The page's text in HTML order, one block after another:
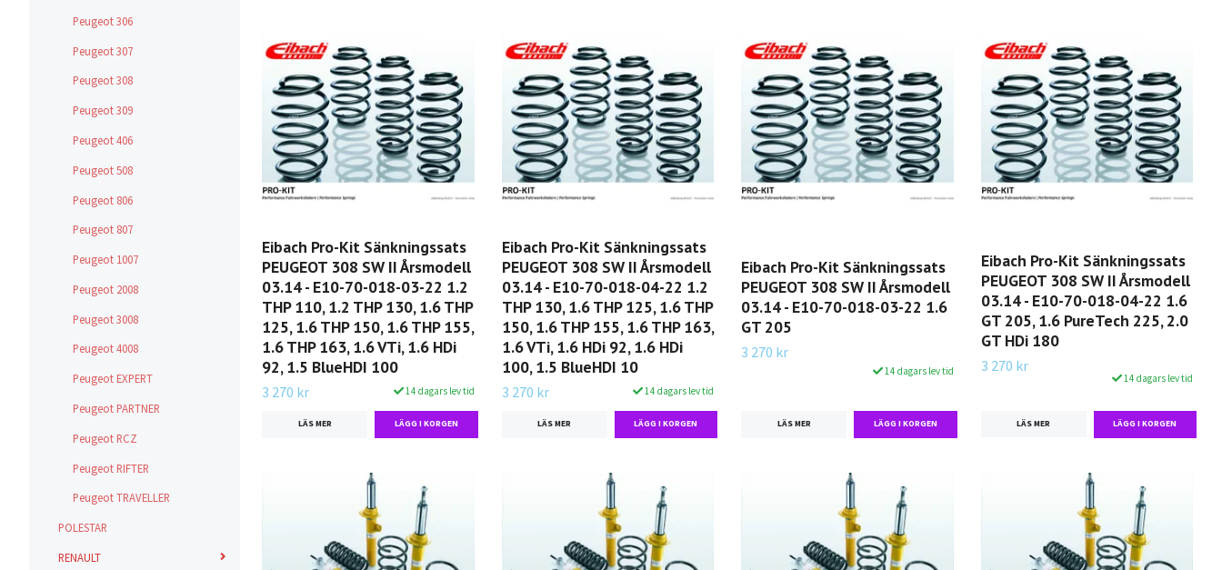
Peugeot 306
Peugeot 307
Peugeot 308
Peugeot 309
Peugeot 406
Peugeot 508
Peugeot 806
Peugeot 807
Peugeot 1007
Peugeot 2008
Peugeot 3008
Peugeot 4008
Peugeot EXPERT
Peugeot PARTNER
Peugeot RCZ
Peugeot RIFTER
Peugeot TRAVELLER
POLESTAR
RENAULT
Eibach Pro-Kit Sänkningssats
PEUGEOT 308 SW II Årsmodell
03.14 - E10-70-018-03-22 1.2
THP 110, 1.2 THP 130, 1.6 THP
125, 1.6 THP 150, 1.6 THP 155,
1.6 THP 163, 1.6 VTi, 1.6 HDi
92, 1.5 BlueHDI 100
3 270 kr 14 dagars lev tid
LÄS MER
Eibach Pro-Kit Sänkningssats
PEUGEOT 308 SW II Årsmodell
03.14 - E10-70-018-04-22 1.2
THP 130, 1.6 THP 125, 1.6 THP
150, 1.6 THP 155, 1.6 THP 163,
1.6 VTi, 1.6 HDi 92, 1.6 HDi
100, 1.5 BlueHDI 10
3 270 kr 14 dagars lev tid
LÄS MER
Eibach Pro-Kit Sänkningssats
PEUGEOT 308 SW II Årsmodell
03.14 - E10-70-018-03-22 1.6
GT 205
3 270 kr
14 dagars lev tid
LÄS MER
Eibach Pro-Kit Sänkningssats
PEUGEOT 308 SW II Årsmodell
03.14 - E10-70-018-04-22 1.6
GT 205, 1.6 PureTech 225, 2.0
GT HDi 180
3 270 kr
14 dagars lev tid
LÄS MER